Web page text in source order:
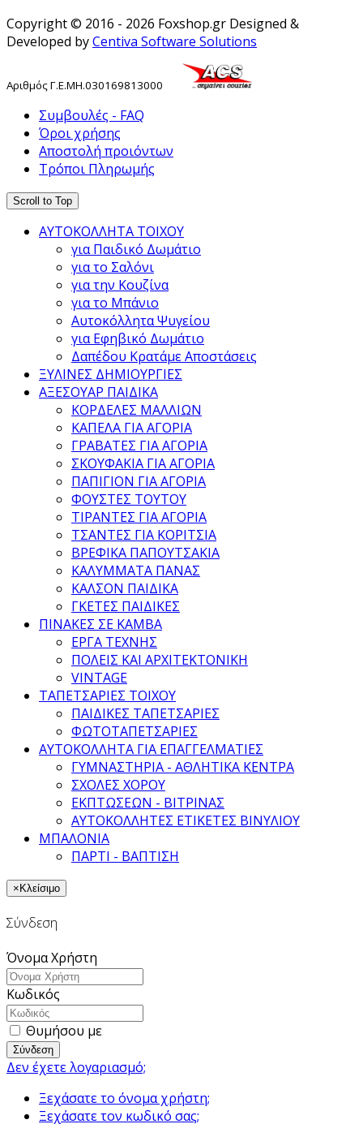
Copyright © 2016 - 2026 Foxshop.gr Designed &
Developed byCentiva Software Solutions
ΑριθμόςΓ.Ε.ΜΗ.030169813000
Συμβουλές - FAQ
Όροι χρήσης
Αποστολή προιόντων
Τρόποι Πληρωμής
Scroll to Top
ΑΥΤΟΚΟΛΛΗΤΑ ΤΟΙΧΟΥ
για Παιδικό Δωμάτιο
για το Σαλόνι
για την Κουζίνα
για το Μπάνιο
Αυτοκόλλητα Ψυγείου
για Εφηβικό Δωμάτιο
Δαπέδου Κρατάμε Αποστάσεις
ΞΥΛΙΝΕΣ ΔΗΜΙΟΥΡΓΙΕΣ
ΑΞΕΣΟΥΑΡ ΠΑΙΔΙΚΑ
ΚΟΡΔΕΛΕΣ ΜΑΛΛΙΩΝ
ΚΑΠΕΛΑ ΓΙΑ ΑΓΟΡΙΑ
ΓΡΑΒΑΤΕΣ ΓΙΑ ΑΓΟΡΙΑ
ΣΚΟΥΦΑΚΙΑ ΓΙΑ ΑΓΟΡΙΑ
ΠΑΠΙΓΙΟΝ ΓΙΑ ΑΓΟΡΙΑ
ΦΟΥΣΤΕΣ ΤΟΥΤΟΥ
ΤΙΡΑΝΤΕΣ ΓΙΑ ΑΓΟΡΙΑ
ΤΣΑΝΤΕΣ ΓΙΑ ΚΟΡΙΤΣΙΑ
ΒΡΕΦΙΚΑ ΠΑΠΟΥΤΣΑΚΙΑ
ΚΑΛΥΜΜΑΤΑ ΠΑΝΑΣ
ΚΑΛΣΟΝ ΠΑΙΔΙΚΑ
ΓΚΕΤΕΣ ΠΑΙΔΙΚΕΣ
ΠΙΝΑΚΕΣ ΣΕ ΚΑΜΒΑ
ΕΡΓΑ ΤΕΧΝΗΣ
ΠΟΛΕΙΣ ΚΑΙ ΑΡΧΙΤΕΚΤΟΝΙΚΗ
VINTAGE
ΤΑΠΕΤΣΑΡΙΕΣ ΤΟΙΧΟΥ
ΠΑΙΔΙΚΕΣ ΤΑΠΕΤΣΑΡΙΕΣ
ΦΩΤΟΤΑΠΕΤΣΑΡΙΕΣ
ΑΥΤΟΚΟΛΛΗΤΑ ΓΙΑ ΕΠΑΓΓΕΛΜΑΤΙΕΣ
ΓΥΜΝΑΣΤΗΡΙΑ - ΑΘΛΗΤΙΚΑ ΚΕΝΤΡΑ
ΣΧΟΛΕΣ ΧΟΡΟΥ
ΕΚΠΤΩΣΕΩΝ - ΒΙΤΡΙΝΑΣ
ΑΥΤΟΚΟΛΛΗΤΕΣ ΕΤΙΚΕΤΕΣ ΒΙΝΥΛΙΟΥ
ΜΠΑΛΟΝΙΑ
ΠΑΡΤΙ - ΒΑΠΤΙΣΗ
× Κλείσιμο
Σύνδεση
Όνομα Χρήστη
Κωδικός
Θυμήσου με
Σύνδεση
Δεν έχετε λογαριασμό;
Ξεχάσατε το όνομα χρήστη;
Ξεχάσατε τον κωδικό σας;